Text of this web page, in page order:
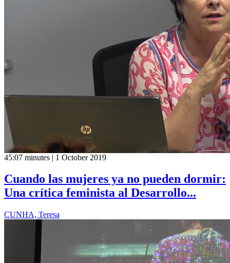
45:07 minutes | 1 October 2019
Cuando las mujeres ya no pueden dormir:
Una crítica feminista al Desarrollo...
CUNHA, Teresa